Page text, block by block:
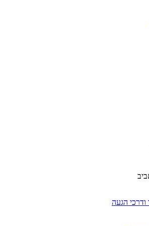
הגעה